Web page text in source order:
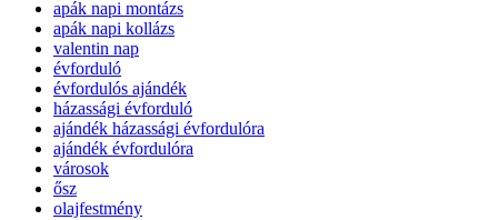
apák napi montázs
apák napi kollázs
valentin nap
évforduló
évfordulós ajándék
házassági évforduló
ajándék házassági évfordulóra
ajándék évfordulóra
városok
ősz
olajfestmény